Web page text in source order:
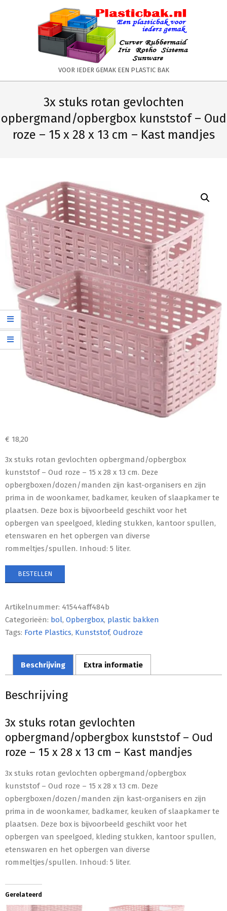
PLASTICBAK.NL
VOOR IEDER GEMAK EEN PLASTIC BAK
Menu
Menu
3x stuks rotan gevlochten
opbergmand/opbergbox kunststof – Oud
roze – 15 x 28 x 13 cm – Kast mandjes
€ 18,20
3x stuks rotan gevlochten opbergmand/opbergbox
kunststof – Oud roze – 15 x 28 x 13 cm. Deze
opbergboxen/dozen/manden zijn kast-organisers en zijn
prima in de woonkamer, badkamer, keuken of slaapkamer te
plaatsen. Deze box is bijvoorbeeld geschikt voor het
opbergen van speelgoed, kleding stukken, kantoor spullen,
etenswaren en het opbergen van diverse
rommeltjes/spullen. Inhoud: 5 liter.
BESTELLEN
Artikelnummer: 41544aff484b
Categorieën: bol, Opbergbox, plastic bakken
Tags: Forte Plastics, Kunststof, Oudroze
Beschrijving Extra informatie
Beschrijving
3x stuks rotan gevlochten
opbergmand/opbergbox kunststof – Oud
roze – 15 x 28 x 13 cm – Kast mandjes
3x stuks rotan gevlochten opbergmand/opbergbox
kunststof – Oud roze – 15 x 28 x 13 cm. Deze
opbergboxen/dozen/manden zijn kast-organisers en zijn
prima in de woonkamer, badkamer, keuken of slaapkamer te
plaatsen. Deze box is bijvoorbeeld geschikt voor het
opbergen van speelgoed, kleding stukken, kantoor spullen,
etenswaren en het opbergen van diverse
rommeltjes/spullen. Inhoud: 5 liter.
Gerelateerd